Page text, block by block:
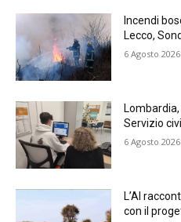
Incendi
Lecco,
6 Agosto 2026
Servizio
6 Agosto 2026
L’AI
con il